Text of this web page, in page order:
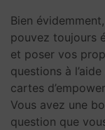
Bien
pouvez toujours
et poser vos
questions à
cartes
Vous avez une
question que